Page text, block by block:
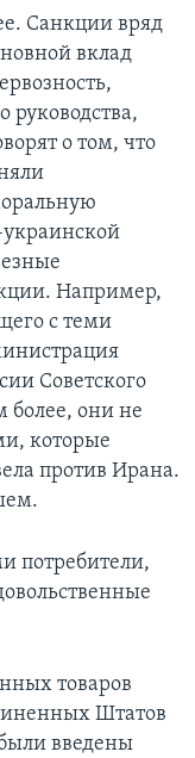
Санкции вряд
вклад
руководства,
о том, что
Например,
с теми
Советского
более, они не
которые
против Ирана.
потребители,
товаров
Штатов
введены